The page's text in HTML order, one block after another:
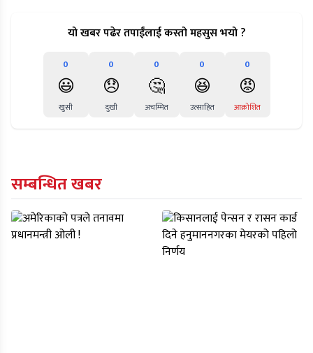
यो खबर पढेर तपाईंलाई कस्तो महसुस भयो ?
0
😃
खुसी
0
😞
दुखी
0
🤔
अचम्मित
0
😆
उत्साहित
0
😡
आक्रोशित
सम्बन्धित खबर